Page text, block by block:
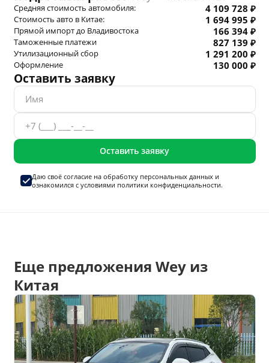
Средняя стоимость автомобиля: 4 109 728 ₽
Стоимость авто в Китае: 1 694 995 ₽
Прямой импорт до Владивостока 166 394 ₽
Таможенные платежи 827 139 ₽
Утилизационный сбор 1 291 200 ₽
Оформление 130 000 ₽
Оставить заявку
Оставить заявку
Даю своё согласие на обработку персональных данныхи
ознакомился с условиями политики конфиденциальности.
Еще предложения Wey из
Китая